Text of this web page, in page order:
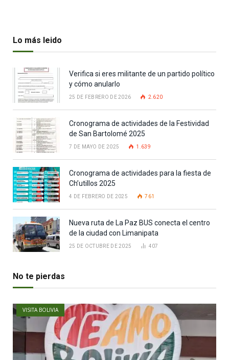
Lo más leido
Verifica si eres militante de un partido político
y cómo anularlo
25 DE FEBRERO DE 2026 2.620
Cronograma de actividades de la Festividad
de San Bartolomé 2025
7 DE MAYO DE 2025 1.639
Cronograma de actividades para la fiesta de
Ch’utillos 2025
4 DE FEBRERO DE 2025 761
Nueva ruta de La Paz BUS conecta el centro
de la ciudad con Limanipata
25 DE OCTUBRE DE 2025 407
No te pierdas
VISITA BOLIVIA